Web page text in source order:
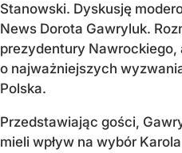
Stanowski. Dyskusję
News Dorota Gawryluk.
prezydentury Nawrockiego,
o najważniejszych
Polska.
Przedstawiając gości,
mieli wpływ na wybór